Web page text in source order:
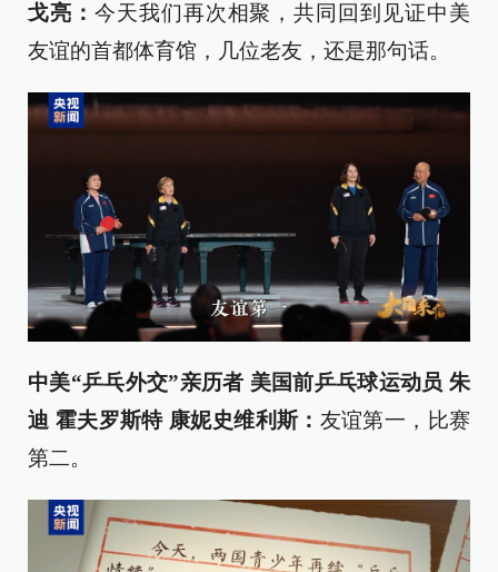
戈亮： 今天我们再次相聚，共同回到见证中美
友谊的首都体育馆，几位老友，还是那句话。
中美“乒乓外交”亲历者 美国前乒乓球运动员 朱
迪 霍夫罗斯特 康妮史维利斯： 友谊第一，比赛
第二。